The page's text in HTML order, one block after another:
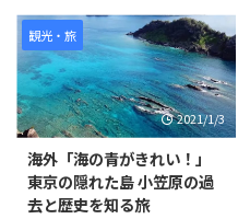
世界の反応
県明石市にかかる世界最長のつり
橋「明石海峡大橋」を車やバスを
使って渡る。そこには畑がある素
朴な風景に、突如ハローキティー
ショーボックスが出現するのだ。
ハローキティーショーボックス
は、ショーを見ながら食事を楽し
むことができる空間で、ここでは
ビーガン料理が頂ける。他にもこ
こ淡路島には、人気キャラクター
観光・旅
2021/1/3
海外「海の青がきれい！」
東京の隠れた島 小笠原の過
去と歴史を知る旅